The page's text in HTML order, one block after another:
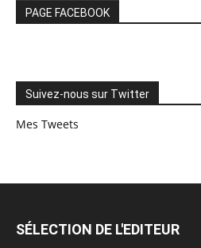
PAGE FACEBOOK
Suivez-nous sur Twitter
Mes Tweets
SÉLECTION DE L'EDITEUR